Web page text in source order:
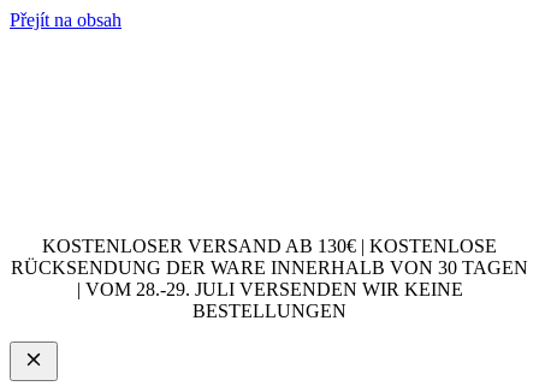
Přejít na obsah
KOSTENLOSER VERSAND AB 130€ | KOSTENLOSE
RÜCKSENDUNG DER WARE INNERHALB VON 30 TAGEN
| VOM 28.-29. JULI VERSENDEN WIR KEINE
BESTELLUNGEN